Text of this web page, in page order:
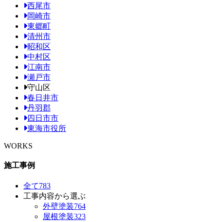
西尾市
岡崎市
東郷町
清州市
昭和区
中村区
江南市
瀬戸市
守山区
春日井市
丹羽郡
四日市市
東海市役所
WORKS
施工事例
全て783
工事内容から選ぶ
外壁塗装764
屋根塗装323